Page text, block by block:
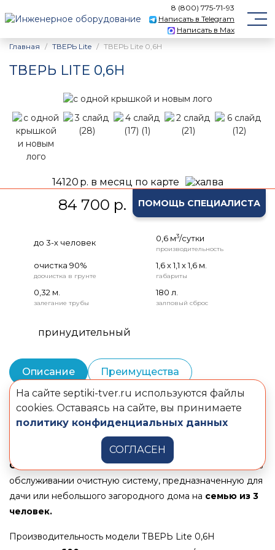
8 (800) 775-71-93
Написать в Telegram
Написать в Max
Главная
ТВЕРЬ Lite ТВЕРЬ Lite 0,6Н
ТВЕРЬ LITE 0,6Н
14120 р. в месяц по карте
84 700 р. ПОМОЩЬ СПЕЦИАЛИСТА
до 3-х человек 0,6 м3/сутки
производительность
очистка 90%
доочистка в грунте
1,6 х 1,1 х 1,6 м.
габариты
0,32 м.
залегание трубы
180 л.
залповый сброс
принудительный
Описание Преимущества
Монтаж и шеф-монтаж Комплектация
Документы
Септик ТВЕРЬ Lite 0,6Нпредставляет собой простую в
обслуживании очистную систему, предназначенную для
дачи или небольшого загородного дома на семью из 3
человек.
Производительность модели ТВЕРЬ Lite 0,6Н
На сайте septiki-tver.ru используются файлы
cookies. Оставаясь на сайте, вы принимаете
политику конфиденциальных данных
СОГЛАСЕН